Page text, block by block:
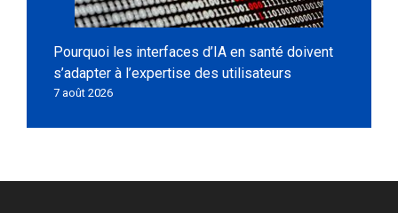
Pourquoi les interfaces d’IA en santé doivent
s’adapter à l’expertise des utilisateurs
7 août 2026